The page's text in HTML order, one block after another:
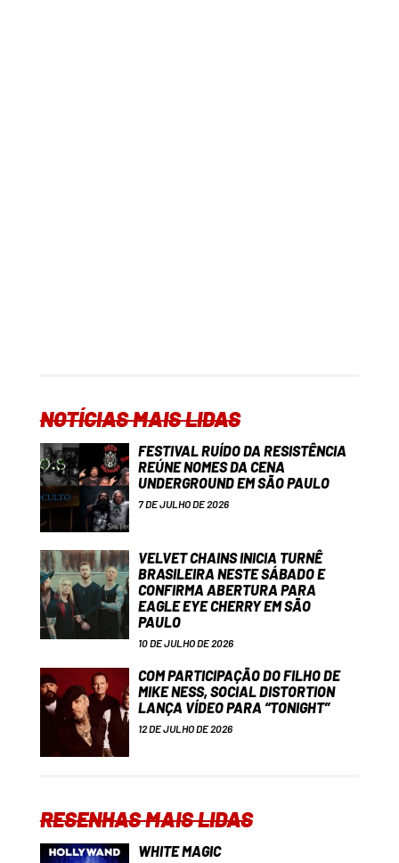
NOTÍCIAS MAIS LIDAS
FESTIVAL RUÍDO DA RESISTÊNCIA
REÚNE NOMES DA CENA
UNDERGROUND EM SÃO PAULO
7 DE JULHO DE 2026
VELVET CHAINS INICIA TURNÊ
BRASILEIRA NESTE SÁBADO E
CONFIRMA ABERTURA PARA
EAGLE EYE CHERRY EM SÃO
PAULO
10 DE JULHO DE 2026
COM PARTICIPAÇÃO DO FILHO DE
MIKE NESS, SOCIAL DISTORTION
LANÇA VÍDEO PARA “TONIGHT”
12 DE JULHO DE 2026
RESENHAS MAIS LIDAS
WHITE MAGIC